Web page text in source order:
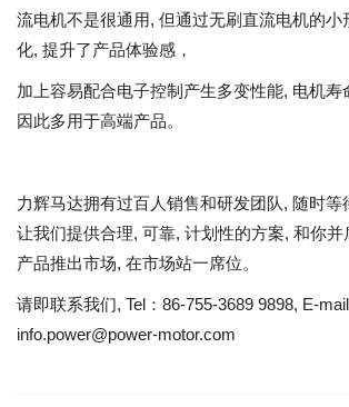
流电机不是很通用, 但通过无刷直流电机的小
化, 提升了产品体验感，
加上容易配合电子控制产生多变性能, 电机寿
因此多用于高端产品。
力辉马达拥有过百人销售和研发团队, 随时等
让我们提供合理, 可靠, 计划性的方案, 和你
产品推出市场, 在市场站一席位。
请即联系我们, Tel：86-755-3689 9898, E-
info.power@power-motor.com